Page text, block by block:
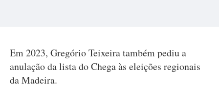
Em 2023, Gregório Teixeira também pediu a
anulação da lista do Chega às eleições regionais
da Madeira.